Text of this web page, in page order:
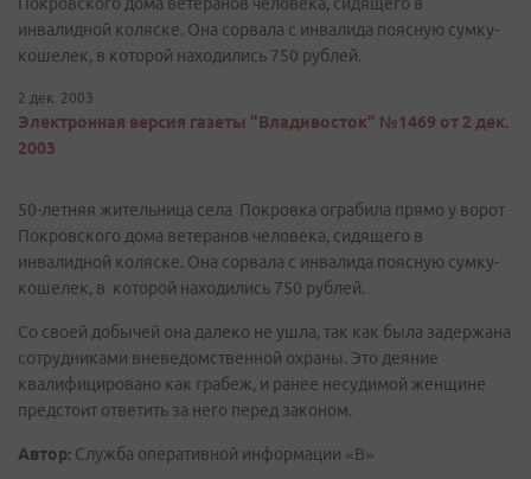
инвалидной коляске. Она сорвала с инвалида поясную сумку-
кошелек, в которой находились 750 рублей.
2 дек. 2003
Электронная версия газеты "Владивосток" №1469 от 2 дек.
2003
50-летняя жительница села Покровка ограбила прямо у ворот
Покровского дома ветеранов человека, сидящего в
инвалидной коляске. Она сорвала с инвалида поясную сумку-
кошелек, в которой находились 750 рублей.
Со своей добычей она далеко не ушла, так как была задержана
сотрудниками вневедомственной охраны. Это деяние
квалифицировано как грабеж, и ранее несудимой женщине
предстоит ответить за него перед законом.
Автор: Служба оперативной информации «В»